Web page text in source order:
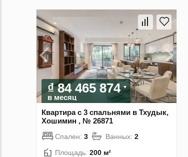
₫ 84 465 874
в месяц
Квартира с 3 спальнями в Тхудык,
Хошимин , № 26871
Спален: 3 Ванных: 2
Площадь: 200 м²